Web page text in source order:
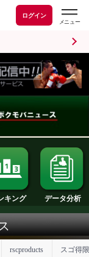
ログイン
ランキング